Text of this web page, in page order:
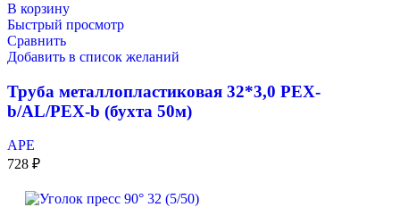
В корзину
Быстрый просмотр
Сравнить
Добавить в список желаний
Труба металлопластиковая 32*3,0 PEX-
b/AL/PEX-b (бухта 50м)
APE
728 ₽